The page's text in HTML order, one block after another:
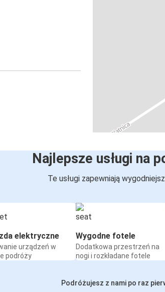
Najlepsze usługi na
Te usługi zapewniają
elektryczne
urządzeń w
podróży
Wygodne fotele
Dodatkowa przestrzeń na
nogi i rozkładane fotele
Podróżujesz z nami po raz